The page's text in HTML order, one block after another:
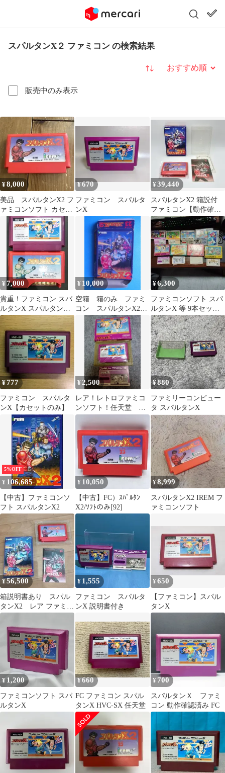
スパルタンX２ ファミコン の検索結果
販売中のみ表示
並び替え
¥8,000
美品 スパルタンX2 フ
ァミコンソフト カセッ
¥670
ファミコン スパルタ
ンX
¥39,440
スパルタンX2 箱説付
ファミコン【動作確認
済】
¥7,000
貴重！ファミコン スパ
ルタンX スパルタンX2
２本セット ソフトのみ
¥ 10,000
空箱 箱のみ ファミ
コン スパルタンX2
1991年 アイレム
¥6,300
ファミコンソフト スパ
ルタンX 等 9本セッ
ト 箱 説明書付
¥777
ファミコン スパルタ
ンX【カセットのみ】
¥2,500
レア！レトロファミコ
ンソフト！任天堂 ス
パルタンX 箱、説明
書付き！アクション
¥880
ファミリーコンピュー
タ スパルタンX
5%OFF
¥ 106,685
【中古】ファミコンソ
フト スパルタンX2
¥ 10,050
【中古】FC）ｽﾊﾟﾙﾀﾝ
X2/ｿﾌﾄのみ[92]
¥8,999
スパルタンX2 IREM フ
ァミコンソフト
¥56,500
箱説明書あり スパル
タンX2 レア ファミコ
ン FC
¥ 1,555
ファミコン スパルタ
ンX 説明書付き
¥650
【ファミコン】スパル
タンX
¥ 1,200
ファミコンソフト スパ
ルタンX
¥660
FC ファミコン スパル
タンX HVC-SX 任天堂
¥ 700
スパルタンＸ ファミ
コン 動作確認済み FC